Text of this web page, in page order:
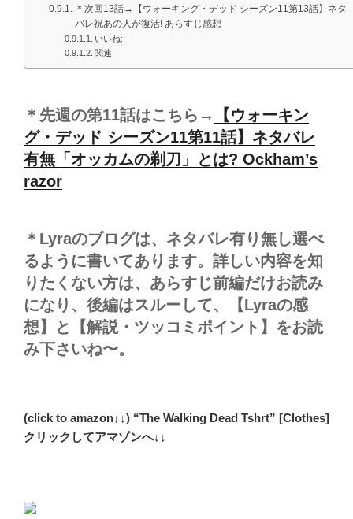
＊次回13話→【ウォーキング・デッド シーズン11第13話】ネタ
バレ祝あの人が復活! あらすじ感想
いいね:
関連
＊先週の第11話はこちら→
【ウォーキン
グ・デッド シーズン11第11話】ネタバレ
有無「オッカムの剃刀」とは? Ockham’s
razor
＊Lyraのブログは、ネタバレ有り無し選べ
るように書いてあります。詳しい内容を知
りたくない方は、あらすじ前編だけお読み
になり、後編はスルーして、【Lyraの感
想】と【解説・ツッコミポイント】をお読
み下さいね〜。
(click to amazon↓↓) “The Walking Dead Tshrt” [Clothes]
クリックしてアマゾンへ↓↓